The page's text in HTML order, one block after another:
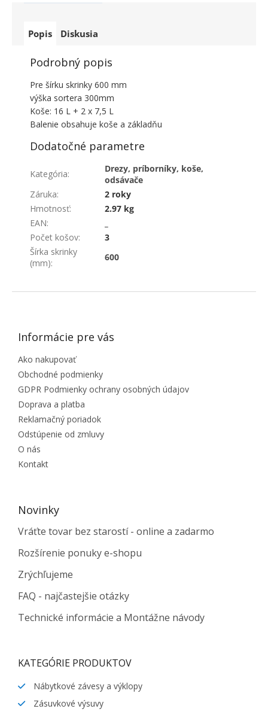
Popis Diskusia
Podrobný popis
Pre šírku skrinky 600 mm
výška sortera 300mm
Koše: 16 L + 2 x 7,5 L
Balenie obsahuje koše a základňu
Dodatočné parametre
Kategória:
Drezy, príborníky, koše,
odsávače
Záruka:
2 roky
Hmotnosť:
2.97 kg
EAN:
Počet košov:
3
Šírka skrinky
(mm):
600
ZÁPÄTIE
Informácie pre vás
Ako nakupovať
Obchodné podmienky
GDPR Podmienky ochrany osobných údajov
Doprava a platba
Reklamačný poriadok
Odstúpenie od zmluvy
O nás
Kontakt
Novinky
Vráťte tovar bez starostí - online a zadarmo
Rozšírenie ponuky e-shopu
Zrýchľujeme
FAQ - najčastejšie otázky
Technické informácie a Montážne návody
KATEGÓRIE PRODUKTOV
Nábytkové závesy a výklopy
Zásuvkové výsuvy